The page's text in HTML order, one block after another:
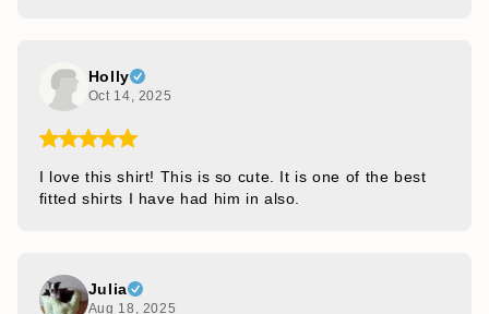
Holly
Oct 14, 2025
I love this shirt! This is so cute. It is one of the best
fitted shirts I have had him in also.
Julia
Aug 18, 2025